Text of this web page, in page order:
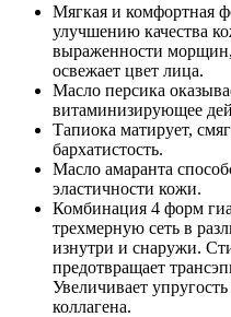
Мягкая и комфортная
улучшению качества
выраженности
освежает цвет лица.
Масло персика
витаминизирующее
Тапиока матирует,
бархатистость.
Масло амаранта
эластичности кожи.
Комбинация 4 форм
трехмерную сеть в
изнутри и снаружи.
предотвращает
Увеличивает
коллагена.